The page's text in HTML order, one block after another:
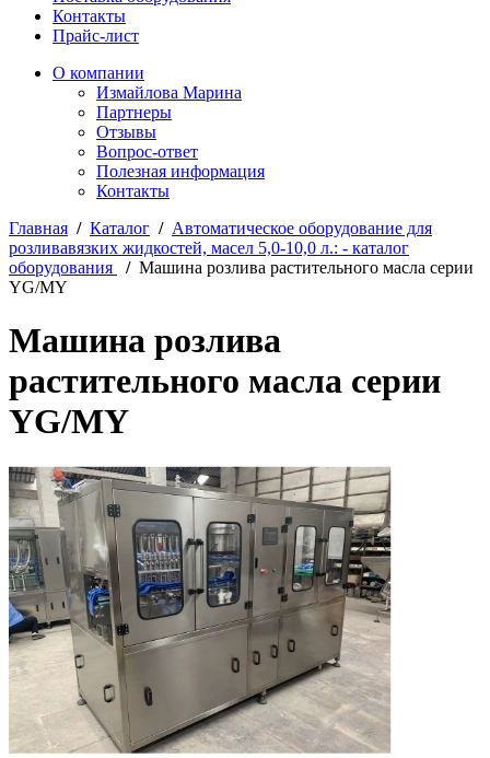
Контакты
Прайс-лист
О компании
Измайлова Марина
Партнеры
Отзывы
Вопрос-ответ
Полезная информация
Контакты
Главная / Каталог / Автоматическое оборудование для
розливавязких жидкостей, масел 5,0-10,0 л.: - каталог
оборудования
/ Машина розлива растительного масла серии
YG/MY
Машина розлива
растительного масла серии
YG/MY